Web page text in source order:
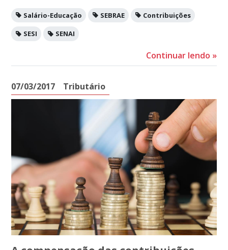
Salário-Educação SEBRAE Contribuições
SESI SENAI
Continuar lendo »
07/03/2017 Tributário